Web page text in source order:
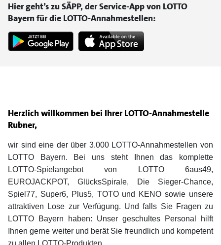
Herzlich willkommen bei Ihrer LOTTO-Annahmestelle
Rubner,
wir sind eine der über 3.000 LOTTO-Annahmestellen von
LOTTO Bayern. Bei uns steht Ihnen das komplette
LOTTO-Spielangebot von LOTTO 6aus49,
EUROJACKPOT, GlücksSpirale, Die Sieger-Chance,
Spiel77, Super6, Plus5, TOTO und KENO sowie unsere
attraktiven Lose zur Verfügung. Und falls Sie Fragen zu
LOTTO Bayern haben: Unser geschultes Personal hilft
Ihnen gerne weiter und berät Sie freundlich und kompetent
zu allen LOTTO-Produkten.
Hier geht’s zu SÄPP, der Service-App von LOTTO
Bayern für die LOTTO-Annahmestellen: